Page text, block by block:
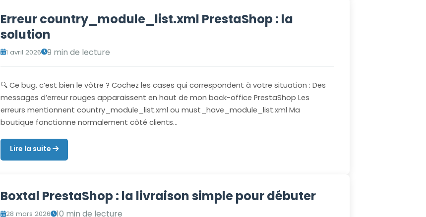
Erreur country_module_list.xml PrestaShop : la
solution
1 avril 2026 9 min de lecture
🔍 Ce bug, c’est bien le vôtre ? Cochez les cases qui correspondent à votre situation : Des
messages d’erreur rouges apparaissent en haut de mon back-office PrestaShop Les
erreurs mentionnent country_module_list.xml ou must_have_module_list.xml Ma
boutique fonctionne normalement côté clients…
Lire la suite
Boxtal PrestaShop : la livraison simple pour débuter
28 mars 2026 10 min de lecture